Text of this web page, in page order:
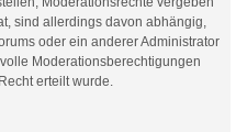
sind allerdings davon abhängig,
oder ein anderer Administrator
Moderationsberechtigungen
erteilt wurde.